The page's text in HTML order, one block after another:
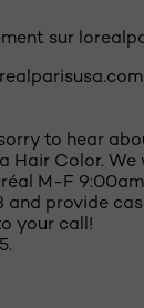
sur
to hear
Hair Color. We
M-F
provide
your call!